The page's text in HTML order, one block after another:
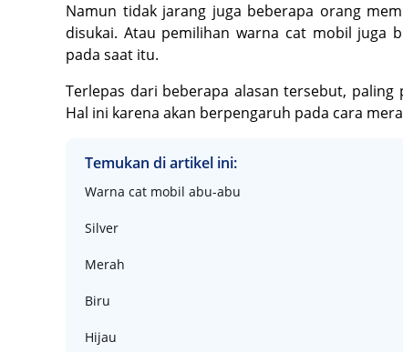
Namun tidak jarang juga beberapa orang
disukai. Atau pemilihan warna cat mobil juga
pada saat itu.
Terlepas dari beberapa alasan tersebut,
Hal ini karena akan berpengaruh pada cara
Temukan di artikel ini:
Warna cat mobil abu-abu
Silver
Merah
Biru
Hijau